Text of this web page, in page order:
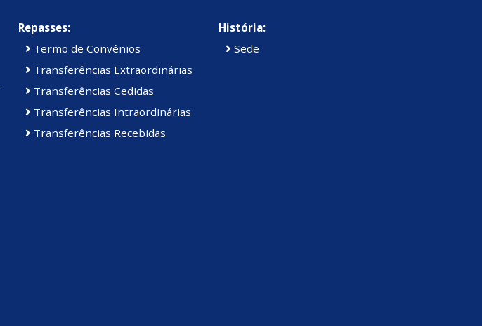
Repasses:
Termo de Convênios
Transferências Extraordinárias
Transferências Cedidas
Transferências Intraordinárias
Transferências Recebidas
História:
Sede